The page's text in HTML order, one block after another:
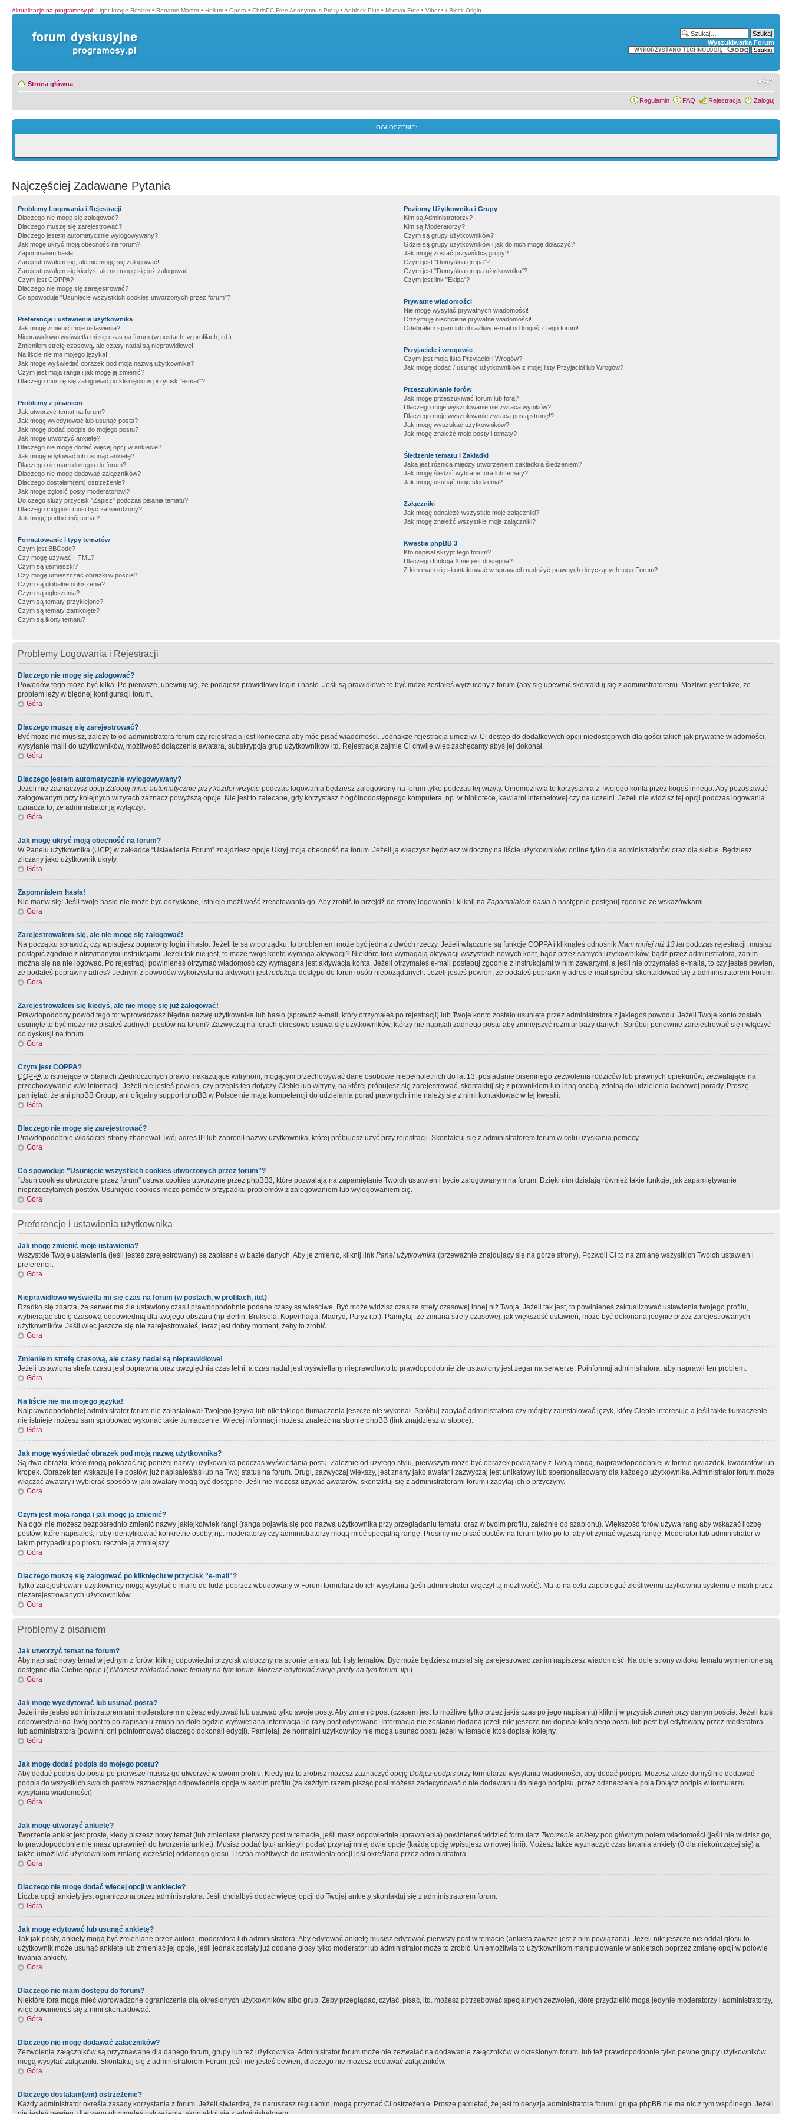
Aktualizacje na programosy.pl: Light Image Resizer • Rename Master • Helium • Opera • ChrisPC Free Anonymous Proxy • Adblock Plus • Mixmax Free • Viber • uBlock Origin
Wyszukiwarka Forum
Strona główna
Regulamin FAQ Rejestracja Zaloguj
OGŁOSZENIE:
Najczęściej Zadawane Pytania
Problemy Logowania i Rejestracji
Dlaczego nie mogę się zalogować?
Dlaczego muszę się zarejestrować?
Dlaczego jestem automatycznie wylogowywany?
Jak mogę ukryć moją obecność na forum?
Zapomniałem hasła!
Zarejestrowałem się, ale nie mogę się zalogować!
Zarejestrowałem się kiedyś, ale nie mogę się już zalogować!
Czym jest COPPA?
Dlaczego nie mogę się zarejestrować?
Co spowoduje "Usunięcie wszystkich cookies utworzonych przez forum"?
Preferencje i ustawienia użytkownika
Jak mogę zmienić moje ustawienia?
Nieprawidłowo wyświetla mi się czas na forum (w postach, w profilach, itd.)
Zmieniłem strefę czasową, ale czasy nadal są nieprawidłowe!
Na liście nie ma mojego języka!
Jak mogę wyświetlać obrazek pod moją nazwą użytkownika?
Czym jest moja ranga i jak mogę ją zmienić?
Dlaczego muszę się zalogować po kliknięciu w przycisk "e-mail"?
Problemy z pisaniem
Jak utworzyć temat na forum?
Jak mogę wyedytować lub usunąć posta?
Jak mogę dodać podpis do mojego postu?
Jak mogę utworzyć ankietę?
Dlaczego nie mogę dodać więcej opcji w ankiecie?
Jak mogę edytować lub usunąć ankietę?
Dlaczego nie mam dostępu do forum?
Dlaczego nie mogę dodawać załączników?
Dlaczego dostałam(em) ostrzeżenie?
Jak mogę zgłosić posty moderatorowi?
Do czego służy przycisk "Zapisz" podczas pisania tematu?
Dlaczego mój post musi być zatwierdzony?
Jak mogę podbić mój temat?
Formatowanie i typy tematów
Czym jest BBCode?
Czy mogę używać HTML?
Czym są uśmieszki?
Czy mogę umieszczać obrazki w poście?
Czym są globalne ogłoszenia?
Czym są ogłoszenia?
Czym są tematy przyklejone?
Czym są tematy zamknięte?
Czym są ikony tematu?
Poziomy Użytkownika i Grupy
Kim są Administratorzy?
Kim są Moderatorzy?
Czym są grupy użytkowników?
Gdzie są grupy użytkowników i jak do nich mogę dołączyć?
Jak mogę zostać przywódcą grupy?
Czym jest "Domyślna grupa"?
Czym jest "Domyślna grupa użytkownika"?
Czym jest link "Ekipa"?
Prywatne wiadomości
Nie mogę wysyłać prywatnych wiadomości!
Otrzymuję niechciane prywatne wiadomości!
Odebrałem spam lub obraźliwy e-mail od kogoś z tego forum!
Przyjaciele i wrogowie
Czym jest moja lista Przyjaciół i Wrogów?
Jak mogę dodać / usunąć użytkowników z mojej listy Przyjaciół lub Wrogów?
Przeszukiwanie forów
Jak mogę przeszukiwać forum lub fora?
Dlaczego moje wyszukiwanie nie zwraca wyników?
Dlaczego moje wyszukiwanie zwraca pustą stronę!?
Jak mogę wyszukać użytkowników?
Jak mogę znaleźć moje posty i tematy?
Śledzenie tematu i Zakładki
Jaka jest różnica między utworzeniem zakładki a śledzeniem?
Jak mogę śledzić wybrane fora lub tematy?
Jak mogę usunąć moje śledzenia?
Załączniki
Jak mogę odnaleźć wszystkie moje załączniki?
Jak mogę znaleźć wszystkie moje załączniki?
Kwestie phpBB 3
Kto napisał skrypt tego forum?
Dlaczego funkcja X nie jest dostępna?
Z kim mam się skontaktować w sprawach nadużyć prawnych dotyczących tego Forum?
Problemy Logowania i Rejestracji
Dlaczego nie mogę się zalogować?
Powodów tego może być kilka. Po pierwsze, upewnij się, że podajesz prawidłowy login i hasło. Jeśli są prawidłowe to być może zostałeś wyrzucony z forum (aby się upewnić skontaktuj się z administratorem). Możliwe jest także, że
problem leży w błędnej konfiguracji forum.
Góra
Dlaczego muszę się zarejestrować?
Być może nie musisz, zależy to od administratora forum czy rejestracja jest konieczna aby móc pisać wiadomości. Jednakże rejestracja umożliwi Ci dostęp do dodatkowych opcji niedostępnych dla gości takich jak prywatne wiadomości,
wysyłanie maili do użytkowników, możliwość dołączenia awatara, subskrypcja grup użytkowników itd. Rejestracja zajmie Ci chwilę więc zachęcamy abyś jej dokonał.
Góra
Dlaczego jestem automatycznie wylogowywany?
Jeżeli nie zaznaczysz opcjiZaloguj mnie automatycznie przy każdej wizycie podczas logowania będziesz zalogowany na forum tylko podczas tej wizyty. Uniemożliwia to korzystania z Twojego konta przez kogoś innego. Aby pozostawać
zalogowanym przy kolejnych wizytach zaznacz powyższą opcję. Nie jest to zalecane, gdy korzystasz z ogólnodostępnego komputera, np. w bibliotece, kawiarni internetowej czy na uczelni. Jeżeli nie widzisz tej opcji podczas logowania
oznacza to, że administrator ją wyłączył.
Góra
Jak mogę ukryć moją obecność na forum?
W Panelu użytkownika (UCP) w zakładce “Ustawienia Forum” znajdziesz opcję Ukryj moją obecność na forum. Jeżeli ją włączysz będziesz widoczny na liście użytkowników online tylko dla administratorów oraz dla siebie. Będziesz
zliczany jako użytkownik ukryty.
Góra
Zapomniałem hasła!
Nie martw się! Jeśli twoje hasło nie może byc odzyskane, istnieje możliwość zresetowania go. Aby zrobić to przejdź do strony logowania i kliknij naZapomniałem hasła a następnie postępuj zgodnie ze wskazówkami.
Góra
Zarejestrowałem się, ale nie mogę się zalogować!
Na początku sprawdź, czy wpisujesz poprawny login i hasło. Jeżeli te są w porządku, to problemem może być jedna z dwóch rzeczy. Jeżeli włączone są funkcje COPPA i kliknąłeś odnośnik Mam mniej niż 13 latpodczas rejestracji, musisz
postąpić zgodnie z otrzymanymi instrukcjami. Jeżeli tak nie jest, to może twoje konto wymaga aktywacji? Niektóre fora wymagają aktywacji wszystkich nowych kont, bądź przez samych użytkowników, bądź przez administratora, zanim
można się na nie logować. Po rejestracji powinieneś otrzymać wiadomość czy wymagana jest aktywacja konta. Jeżeli otrzymałeś e-mail postępuj zgodnie z instrukcjami w nim zawartymi, a jeśli nie otrzymałeś e-maila, to czy jesteś pewien,
że podałeś poprawny adres? Jednym z powodów wykorzystania aktywacji jestredukcja dostępu do forum osób niepożądanych. Jeżeli jesteś pewien, że podałeś poprawmy adres e-mail spróbuj skontaktować się z administratorem Forum.
Góra
Zarejestrowałem się kiedyś, ale nie mogę się już zalogować!
Prawdopodobny powód tego to: wprowadzasz błędna nazwę użytkownika lub hasło (sprawdź e-mail, który otrzymałeś po rejestracji) lub Twoje konto zostało usunięte przez administratora z jakiegoś powodu. Jeżeli Twoje konto zostało
usunięte to być może nie pisałeś żadnych postów na forum? Zazwyczaj na forach okresowo usuwa się użytkowników, którzy nie napisali żadnego postu aby zmniejszyć rozmiar bazy danych. Spróbuj ponownie zarejestrować się i włączyć
do dyskusji na forum.
Góra
Czym jest COPPA?
COPPAto istniejące w Stanach Zjednoczonych prawo, nakazujące witrynom, mogącym przechowywać dane osobowe niepełnoletnich do lat 13, posiadanie pisemnego zezwolenia rodziców lub prawnych opiekunów, zezwalające na
przechowywanie w/w informacji. Jeżeli nie jesteś pewien, czy przepis ten dotyczy Ciebie lub witryny, na której próbujesz się zarejestrować, skontaktuj się z prawnikiem lub inną osobą, zdolną do udzielenia fachowej porady. Proszę
pamiętać, że ani phpBB Group, ani oficjalny support phpBB w Polsce nie mają kompetencji do udzielania porad prawnych i nie należy się z nimi kontaktować w tej kwestii.
Góra
Dlaczego nie mogę się zarejestrować?
Prawdopodobnie właściciel strony zbanował Twój adres IP lub zabronił nazwy użytkownika, której próbujesz użyć przy rejestracji. Skontaktuj się z administratorem forum w celu uzyskania pomocy.
Góra
Co spowoduje "Usunięcie wszystkich cookies utworzonych przez forum"?
“Usuń cookies utworzone przez forum” usuwa cookies utworzone przez phpBB3, które pozwalają na zapamiętanie Twoich ustawień i bycie zalogowanym na forum. Dzięki nim działają również takie funkcje, jak zapamiętywanie
nieprzeczytanych postów. Usunięcie cookies może pomóc w przypadku problemów z zalogowaniem lub wylogowaniem się.
Góra
Preferencje i ustawienia użytkownika
Jak mogę zmienić moje ustawienia?
Wszystkie Twoje ustawienia (jeśli jesteś zarejestrowany) są zapisane w bazie danych. Aby je zmienić, kliknij link Panel użytkownika (przeważnie znajdujący się na górze strony). Pozwoli Ci to na zmianę wszystkich Twoich ustawień i
preferencji.
Góra
Nieprawidłowo wyświetla mi się czas na forum (w postach, w profilach, itd.)
Rzadko się zdarza, że serwer ma źle ustawiony czas i prawdopodobnie podane czasy są właściwe. Być może widzisz czas ze strefy czasowej innej niż Twoja. Jeżeli tak jest, to powinieneś zaktualizować ustawienia twojego profilu,
wybierając strefę czasową odpowiednią dla twojego obszaru (np Berlin, Bruksela, Kopenhaga, Madryd, Paryż itp.). Pamiętaj, że zmiana strefy czasowej, jak większość ustawień, może być dokonana jedynie przez zarejestrowanych
użytkowników. Jeśli więc jeszcze się nie zarejestrowałeś, teraz jest dobry moment, żeby to zrobić.
Góra
Zmieniłem strefę czasową, ale czasy nadal są nieprawidłowe!
Jeżeli ustawiona strefa czasu jest poprawna oraz uwzględnia czas letni, a czas nadal jest wyświetlany nieprawdłowo to prawdopodobnie źle ustawiony jest zegar na serwerze. Poinformuj administratora, aby naprawił ten problem.
Góra
Na liście nie ma mojego języka!
Najprawdopodobniej administrator forum nie zainstalował Twojego języka lub nikt takiego tłumaczenia jeszcze nie wykonał. Spróbuj zapytać administratora czy mógłby zainstalować język, który Ciebie interesuje a jeśli takie tłumaczenie
nie istnieje możesz sam spróbować wykonać takie tłumaczenie. Więcej informacji możesz znaleźć na stronie phpBB (link znajdziesz w stopce).
Góra
Jak mogę wyświetlać obrazek pod moją nazwą użytkownika?
Są dwa obrazki, które mogą pokazać się poniżej nazwy użytkownika podczas wyświetlania postu. Zależnie od użytego stylu, pierwszym może być obrazek powiązany z Twoją rangą, najprawdopodobniej w formie gwiazdek, kwadratów lub
kropek. Obrazek ten wskazuje ile postów już napisałeś/aś lub na Twój status na forum. Drugi, zazwyczaj większy, jest znany jako awatar i zazwyczaj jest unikatowy lub spersonalizowany dla każdego użytkownika. Administrator forum może
włączać awatary i wybierać sposób w jaki awatary mogą być dostępne. Jeśli nie możesz używać awatarów, skontaktuj się z administratorami forum i zapytaj ich o przyczyny.
Góra
Czym jest moja ranga i jak mogę ją zmienić?
Na ogół nie możesz bezpośrednio zmienić nazwy jakiejkolwiek rangi (ranga pojawia się pod nazwą użytkownika przy przeglądaniu tematu, oraz w twoim profilu, zależnie od szablonu). Większość forów używa rang aby wskazać liczbę
postów, które napisałeś, i aby identyfikować konkretne osoby, np. moderatorzy czy administratorzy mogą mieć specjalną rangę. Prosimy nie pisać postów na forum tylko po to, aby otrzymać wyższą rangę. Moderator lub administrator w
takim przypadku po prostu ręcznie ją zmniejszy.
Góra
Dlaczego muszę się zalogować po kliknięciu w przycisk "e-mail"?
Tylko zarejestrowani użytkownicy mogą wysyłać e-maile do ludzi poprzez wbudowany w Forum formularz do ich wysyłania (jeśli administrator włączył tą możliwość). Ma to na celu zapobiegać złośliwemu użytkowniu systemu e-maili przez
niezarejestrowanych użytkowników.
Góra
Problemy z pisaniem
Jak utworzyć temat na forum?
Aby napisać nowy temat w jednym z forów, kliknij odpowiedni przycisk widoczny na stronie tematu lub listy tematów. Być może będziesz musiał się zarejestrować zanim napiszesz wiadomość. Na dole strony widoku tematu wymienione są
dostępne dla Ciebie opcje ((YMożesz zakładać nowe tematy na tym forum, Możesz edytować swoje posty na tym forum, itp.).
Góra
Jak mogę wyedytować lub usunąć posta?
Jeżeli nie jesteś administratorem ani moderatorem możesz edytować lub usuwać tylko swoje posty. Aby zmienić post (czasem jest to możliwe tylko przez jakiś czas po jego napisaniu) kliknij w przycisk zmień przy danym poście. Jeżeli ktoś
odpowiedział na Twój post to po zapisaniu zmian na dole będzie wyświetlana informacja ile razy post edytowano. Informacja nie zostanie dodana jeżeli nikt jeszcze nie dopisał kolejnego postu lub post był edytowany przez moderatora
lub administratora (powinni oni poinformować dlaczego dokonali edycji). Pamiętaj, że normalni użytkownicy nie mogą usunąć postu jeżeli w temacie ktoś dopisał kolejny.
Góra
Jak mogę dodać podpis do mojego postu?
Aby dodać podpis do postu po pierwsze musisz go utworzyć w swoim profilu. Kiedy już to zrobisz możesz zaznaczyć opcję Dołącz podpis przy formularzu wysyłania wiadomości, aby dodać podpis. Możesz także domyślnie dodawać
podpis do wszystkich swoich postów zaznaczając odpowiednią opcję w swoim profilu (za każdym razem pisząc post możesz zadecydować o nie dodawaniu do niego podpisu, przez odznaczenie pola Dołącz podpis w formularzu
wysyłania wiadomości)
Góra
Jak mogę utworzyć ankietę?
Tworzenie ankiet jest proste, kiedy piszesz nowy temat (lub zmieniasz pierwszy post w temacie, jeśli masz odpowiednie uprawnienia) powinieneś widzieć formularz Tworzenie ankietypod głównym polem wiadomości (jeśli nie widzisz go,
to prawdopodobnie nie masz uprawnień do tworzenia ankiet). Musisz podać tytuł ankiety i podać przynajmniej dwie opcje (każdą opcję wpisujesz w nowej linii). Możesz także wyznaczyć czas trwania ankiety (0 dla niekończącej się) a
także umożliwić użytkownikom zmianę wcześniej oddanego głosu. Liczba możliwych do ustawienia opcji jest określana przez administratora.
Góra
Dlaczego nie mogę dodać więcej opcji w ankiecie?
Liczba opcji ankiety jest ograniczona przez administratora. Jeśli chciałbyś dodać więcej opcji do Twojej ankiety skontaktuj się z administratorem forum.
Góra
Jak mogę edytować lub usunąć ankietę?
Tak jak posty, ankiety mogą być zmieniane przez autora, moderatora lub administratora. Aby edytować ankietę musisz edytować pierwszy post w temacie (ankieta zawsze jest z nim powiązana). Jeżeli nikt jeszcze nie oddał głosu to
użytkownik może usunąć ankietę lub zmieniać jej opcje, jeśli jednak zostały już oddane głosy tylko moderator lub administrator może to zrobić. Uniemożliwia to użytkownikom manipulowanie w ankietach poprzez zmianę opcji w połowie
trwania ankiety.
Góra
Dlaczego nie mam dostępu do forum?
Niektóre fora mogą mieć wprowadzone ograniczenia dla określonych użytkowników albo grup. Żeby przeglądać, czytać, pisać, itd. możesz potrzebować specjalnych zezwoleń, które przydzielić mogą jedynie moderatorzy i administratorzy,
więc powinieneś się z nimi skontaktować.
Góra
Dlaczego nie mogę dodawać załączników?
Zezwolenia załączników są przyznawane dla danego forum, grupy lub też użytkownika. Administrator forum może nie zezwalać na dodawanie załączników w określonym forum, lub też prawdopodobnie tylko pewne grupy użytkowników
mogą wysyłać załączniki. Skontaktuj się z administratorem Forum, jeśli nie jesteś pewien, dlaczego nie możesz dodawać załączników.
Góra
Dlaczego dostałam(em) ostrzeżenie?
Każdy administrator określa zasady korzystania z forum. Jeżeli stwierdzą, że naruszasz regulamin, mogą przyznać Ci ostrzeżenie. Proszę pamiętać, że jest to decyzja administratora forum i grupa phpBB nie ma nic z tym wspólnego. Jeżeli